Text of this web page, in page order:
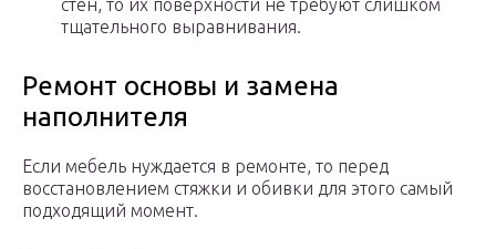
стен, то их поверхности не требуют слишком
тщательного выравнивания.
Ремонт основы и замена
наполнителя
Если мебель нуждается в ремонте, то перед
восстановлением стяжки и обивки для этого самый
подходящий момент.